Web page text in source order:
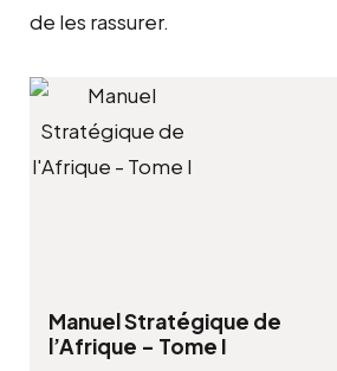
de les rassurer.
Manuel Stratégique de
l’Afrique – Tome I